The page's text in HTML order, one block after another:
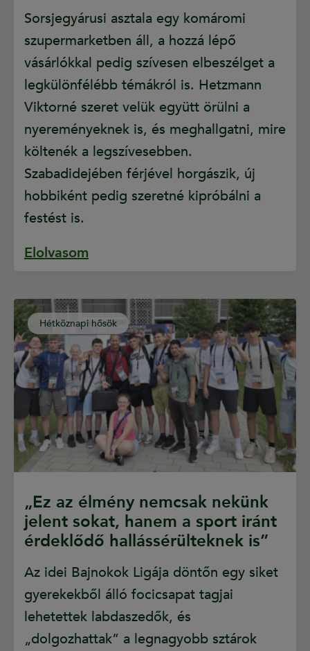
Sorsjegyárusi asztala egy komáromi
szupermarketben áll, a hozzá lépő
vásárlókkal pedig szívesen elbeszélget a
legkülönfélébb témákról is. Hetzmann
Viktorné szeret velük együtt örülni a
nyereményeknek is, és meghallgatni, mire
költenék a legszívesebben.
Szabadidejében férjével horgászik, új
hobbiként pedig szeretné kipróbálni a
festést is.
Elolvasom
Hétköznapi hősök
„Ez az élmény nemcsak nekünk
jelent sokat, hanem a sport iránt
érdeklődő hallássérülteknek is”
Az idei Bajnokok Ligája döntőn egy siket
gyerekekből álló focicsapat tagjai
lehetettek labdaszedők, és
„dolgozhattak” a legnagyobb sztárok